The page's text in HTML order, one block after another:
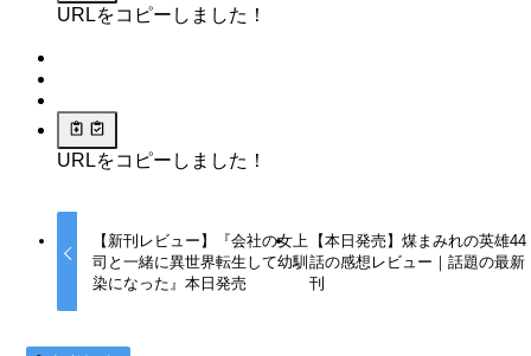
URLをコピーしました！
URLをコピーしました！
【新刊レビュー】『会社の女上
司と一緒に異世界転生して幼馴
染になった』本日発売
【本日発売】煤まみれの英雄44
話の感想レビュー｜話題の最新
刊